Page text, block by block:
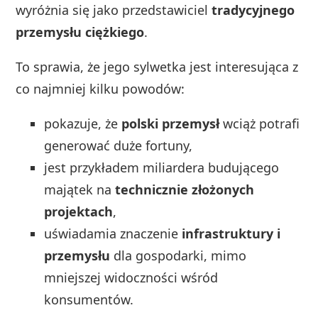
wyróżnia się jako przedstawicieltradycyjnego
przemysłu ciężkiego.
To sprawia, że jego sylwetka jest interesująca z
co najmniej kilku powodów:
pokazuje, że polski przemysłwciąż potrafi
generować duże fortuny,
jest przykładem miliardera budującego
majątek natechnicznie złożonych
projektach,
uświadamia znaczenie infrastruktury i
przemysłu dla gospodarki, mimo
mniejszej widoczności wśród
konsumentów.